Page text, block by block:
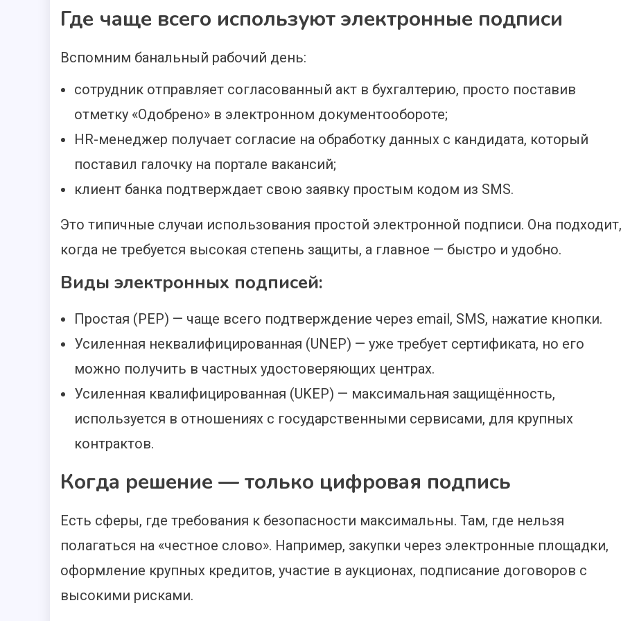
Где чаще всего используют электронные подписи
Вспомним банальный рабочий день:
сотрудник отправляет согласованный акт в бухгалтерию, просто поставив
отметку «Одобрено» в электронном документообороте;
HR-менеджер получает согласие на обработку данных с кандидата, который
поставил галочку на портале вакансий;
клиент банка подтверждает свою заявку простым кодом из SMS.
Это типичные случаи использования простой электронной подписи. Она подходит,
когда не требуется высокая степень защиты, а главное — быстро и удобно.
Виды электронных подписей:
Простая (PEP) — чаще всего подтверждение через email, SMS, нажатие кнопки.
Усиленная неквалифицированная (UNEP) — уже требует сертификата, но его
можно получить в частных удостоверяющих центрах.
Усиленная квалифицированная (UKEP) — максимальная защищённость,
используется в отношениях с государственными сервисами, для крупных
контрактов.
Когда решение — только цифровая подпись
Есть сферы, где требования к безопасности максимальны. Там, где нельзя
полагаться на «честное слово». Например, закупки через электронные площадки,
оформление крупных кредитов, участие в аукционах, подписание договоров с
высокими рисками.